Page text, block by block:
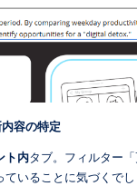
容の特定
ト内タブ。フィルター
いることに気づくでし